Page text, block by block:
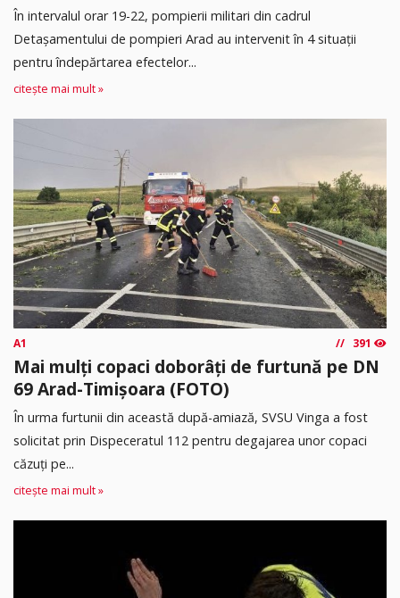
În intervalul orar 19-22, pompierii militari din cadrul
Detașamentului de pompieri Arad au intervenit în 4 situații
pentru îndepărtarea efectelor...
citește mai mult »
A1 391
Mai mulți copaci doborâți de furtună pe DN
69 Arad-Timișoara (FOTO)
În urma furtunii din această după-amiază, SVSU Vinga a fost
solicitat prin Dispeceratul 112 pentru degajarea unor copaci
căzuți pe...
citește mai mult »